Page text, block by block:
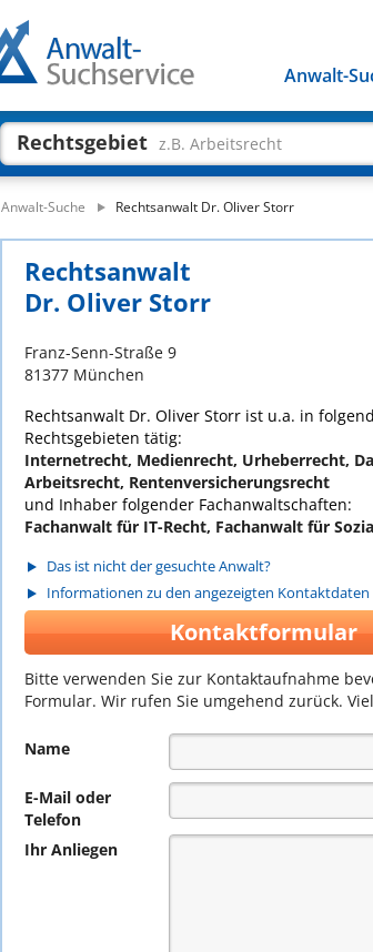
Anwalt-
Rechtsgebiet z.B. Arbeitsrecht
Anwalt-Suche Rechtsanwalt Dr. Oliver Storr
Rechtsanwalt
Dr. Oliver Storr
Franz-Senn-Straße 9
81377 München
Rechtsanwalt Dr. Oliver Storr ist u.a. in
Rechtsgebieten tätig:
Internetrecht, Medienrecht, Urheberrecht,
Arbeitsrecht, Rentenversicherungsrecht
und Inhaber folgender Fachanwaltschaften:
Fachanwalt für IT-Recht, Fachanwalt für
Das ist nicht der gesuchte Anwalt?
Informationen zu den angezeigten Kontaktdaten
Kontaktformular
Bitte verwenden Sie zur Kontaktaufnahme
Formular. Wir rufen Sie umgehend zurück.
Name
E-Mail oder
Telefon
Ihr Anliegen